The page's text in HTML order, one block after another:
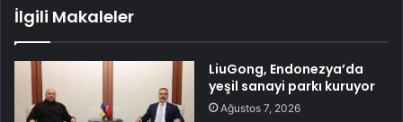
İlgili Makaleler
LiuGong, Endonezya’da
yeşil sanayi parkı kuruyor
Ağustos 7, 2026